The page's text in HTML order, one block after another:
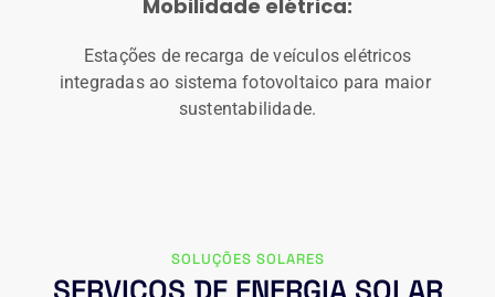
Mobilidade elétrica:
Estações de recarga de veículos elétricos
integradas ao sistema fotovoltaico para maior
sustentabilidade.
SOLUÇÕES SOLARES